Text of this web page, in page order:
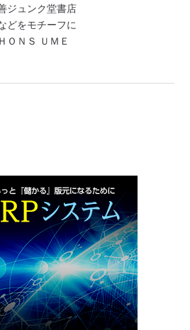
ジュンク堂書店
どをモチーフに
ＯＮＳ ＵＭＥ